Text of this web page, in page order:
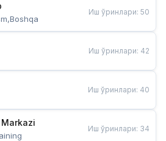
Иш ўринлари: 50
Иш ўринлари: 42
Иш ўринлари: 40
Иш ўринлари: 34